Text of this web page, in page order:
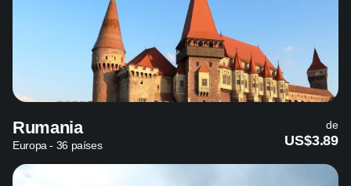
Rumania
Europa - 36 países
de
US$3.89